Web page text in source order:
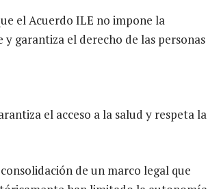
el Acuerdo ILE no impone la
garantiza el derecho de las personas
el acceso a la salud y respeta la
de un marco legal que